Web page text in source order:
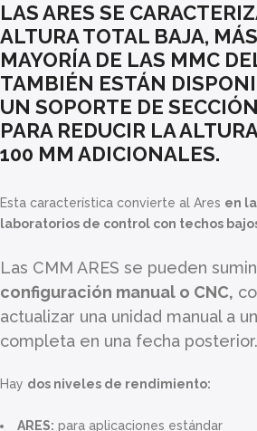
LAS ARES SE
ALTURA TOTAL BAJA,
MAYORÍA DE LAS MMC
TAMBIÉN ESTÁN
UN SOPORTE DE
PARA REDUCIR LA
100 MM ADICIONALES.
Esta característica convierte al Ares en
laboratorios de control con techos
Las CMM ARES se pueden
configuración manual o CNC,
actualizar una unidad manual a
completa en una fecha posterior.
Hay dos niveles de rendimiento:
ARES: para aplicaciones estándar